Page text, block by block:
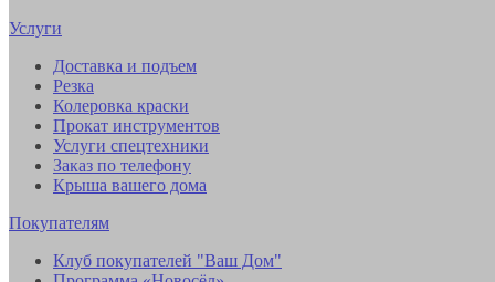
Услуги
Доставка и подъем
Резка
Колеровка краски
Прокат инструментов
Услуги спецтехники
Заказ по телефону
Крыша вашего дома
Покупателям
Клуб покупателей "Ваш Дом"